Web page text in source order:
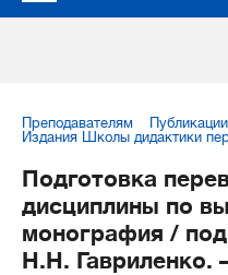
Преподавателям
Публикации
Издания Школы дидактики
Подготовка
дисциплины по
монография /
Н.Н.